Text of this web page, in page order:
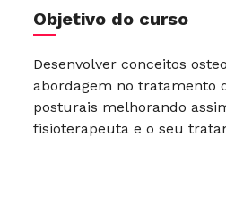
Objetivo do curso
Desenvolver conceitos
abordagem no tratamento
posturais melhorando
fisioterapeuta e o seu